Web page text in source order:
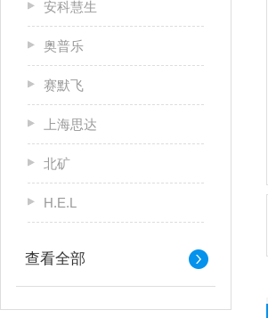
安科慧生
奥普乐
赛默飞
上海思达
北矿
H.E.L
查看全部